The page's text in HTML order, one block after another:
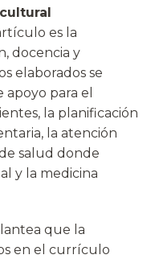
es la
docencia y
elaborados se
para el
la planificación
la atención
salud donde
y la medicina
que la
en el currículo